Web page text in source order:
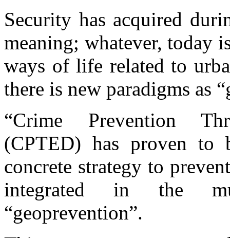
Security has acquired
meaning; whatever, today
ways of life related to
there is new paradigms as
“Crime Prevention
(CPTED) has proven to
concrete strategy to
integrated in the
“geoprevention”.